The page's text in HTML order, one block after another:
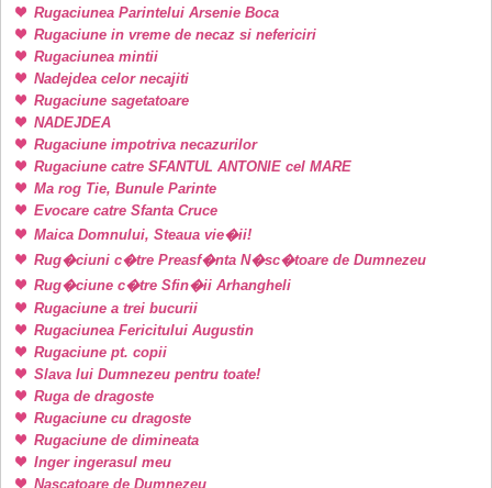
Rugaciunea Parintelui Arsenie Boca
Rugaciune in vreme de necaz si nefericiri
Rugaciunea mintii
Nadejdea celor necajiti
Rugaciune sagetatoare
NADEJDEA
Rugaciune impotriva necazurilor
Rugaciune catre SFANTUL ANTONIE cel MARE
Ma rog Tie, Bunule Parinte
Evocare catre Sfanta Cruce
Maica Domnului, Steaua vie�ii!
Rug�ciuni c�tre Preasf�nta N�sc�toare de Dumnezeu
Rug�ciune c�tre Sfin�ii Arhangheli
Rugaciune a trei bucurii
Rugaciunea Fericitului Augustin
Rugaciune pt. copii
Slava lui Dumnezeu pentru toate!
Ruga de dragoste
Rugaciune cu dragoste
Rugaciune de dimineata
Inger ingerasul meu
Nascatoare de Dumnezeu